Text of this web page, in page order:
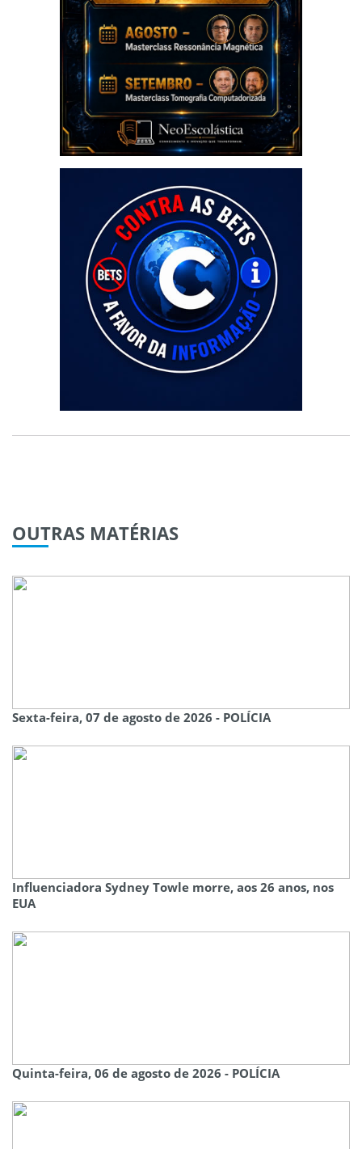
OUTRAS MATÉRIAS
Sexta-feira, 07 de agosto de 2026 - POLÍCIA
Influenciadora Sydney Towle morre, aos 26 anos, nos
EUA
Quinta-feira, 06 de agosto de 2026 - POLÍCIA